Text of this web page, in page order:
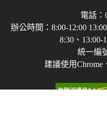
電話：
辦公時間：8:00-12:00
8:30、13:00-
統一編
建議使用Chrome